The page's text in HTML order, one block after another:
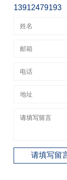
13912479193